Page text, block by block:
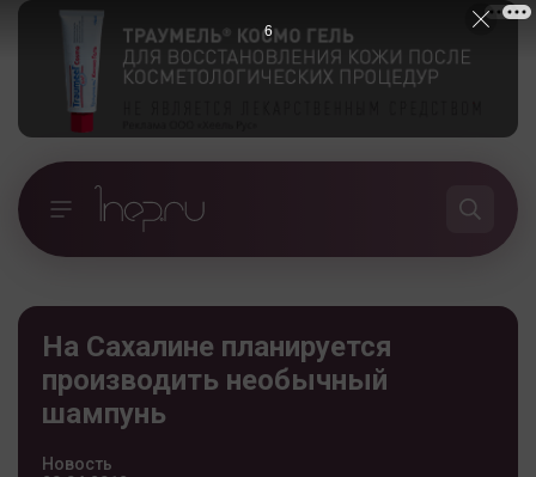
На Сахалине планируется
производить необычный
шампунь
Новость
5